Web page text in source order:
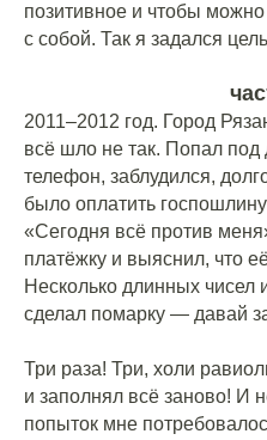
позитивное и чтобы
с собой. Так я задался
2011–2012 год. Город
всё шло не так. Попал под
телефон, заблудился,
было оплатить
«Сегодня всё против
платёжку и выяснил, что
Несколько длинных чисел
сделал помарку — давай
Три раза! Три, холи
и заполнял всё заново! И
попыток мне